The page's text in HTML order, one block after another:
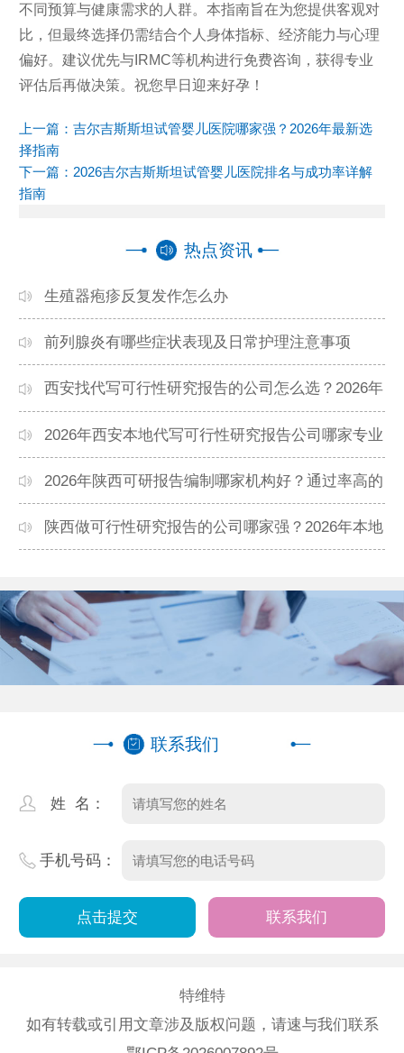
不同预算与健康需求的人群。本指南旨在为您提供客观对
比，但最终选择仍需结合个人身体指标、经济能力与心理
偏好。建议优先与IRMC等机构进行免费咨询，获得专业
评估后再做决策。祝您早日迎来好孕！
上一篇： 吉尔吉斯斯坦试管婴儿医院哪家强？2026年最新选
择指南
下一篇： 2026吉尔吉斯斯坦试管婴儿医院排名与成功率详解
指南
热点资讯
生殖器疱疹反复发作怎么办
前列腺炎有哪些症状表现及日常护理注意事项
西安找代写可行性研究报告的公司怎么选？2026年
本地高口碑机构排名
2026年西安本地代写可行性研究报告公司哪家专业
靠谱？正规团队推荐
2026年陕西可研报告编制哪家机构好？通过率高的
本地公司推荐
陕西做可行性研究报告的公司哪家强？2026年本地
联系我们
姓 名：
手机号码：
联系我们
特维特
如有转载或引用文章涉及版权问题，请速与我们联系